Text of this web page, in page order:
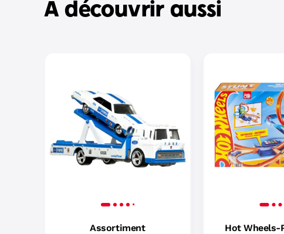
À découvrir aussi
Assortiment
Hot Wheels-